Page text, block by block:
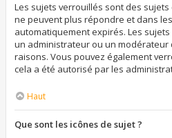
Les sujets verrouillés sont des
ne peuvent plus répondre et dans
automatiquement expirés. Les
un administrateur ou un
raisons. Vous pouvez également
cela a été autorisé par les
Haut
Que sont les icônes de sujet ?